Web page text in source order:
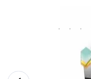
политикой
ознакомлен(-а)
персональных
Прочность и